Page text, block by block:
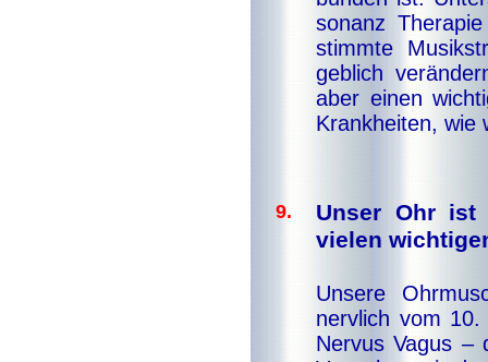
so­nanz
stimm­te
geb­lich
aber ei­nen
Krank­hei­ten, wie
Unser Ohr ist
vielen
Unsere
nerv­lich vom
Ner­vus Va­gus –
9.